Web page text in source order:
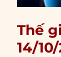
Thế
14/